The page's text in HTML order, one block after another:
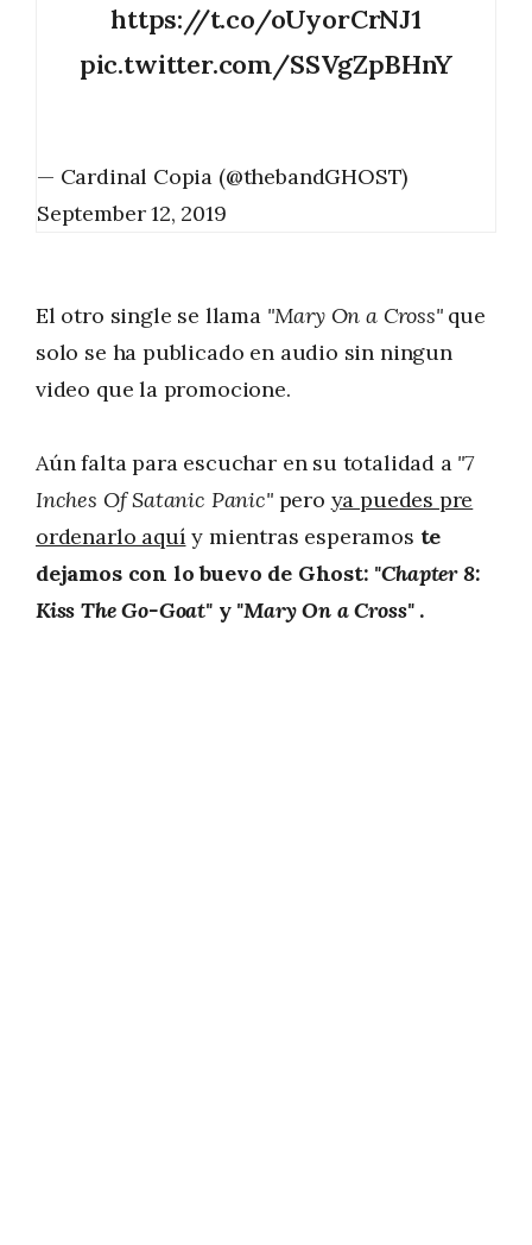
https://t.co/oUyorCrNJ1
pic.twitter.com/SSVgZpBHnY
— Cardinal Copia (@thebandGHOST)
September 12, 2019
El otro single se llama "Mary On a Cross" que
solo se ha publicado en audio sin ningun
video que la promocione.
Aún falta para escuchar en su totalidad a "7
Inches Of Satanic Panic"pero ya puedes pre
ordenarlo aquí y mientras esperamos te
dejamos con lo buevo de Ghost: "Chapter 8:
Kiss The Go-Goat"y "Mary On a Cross" .